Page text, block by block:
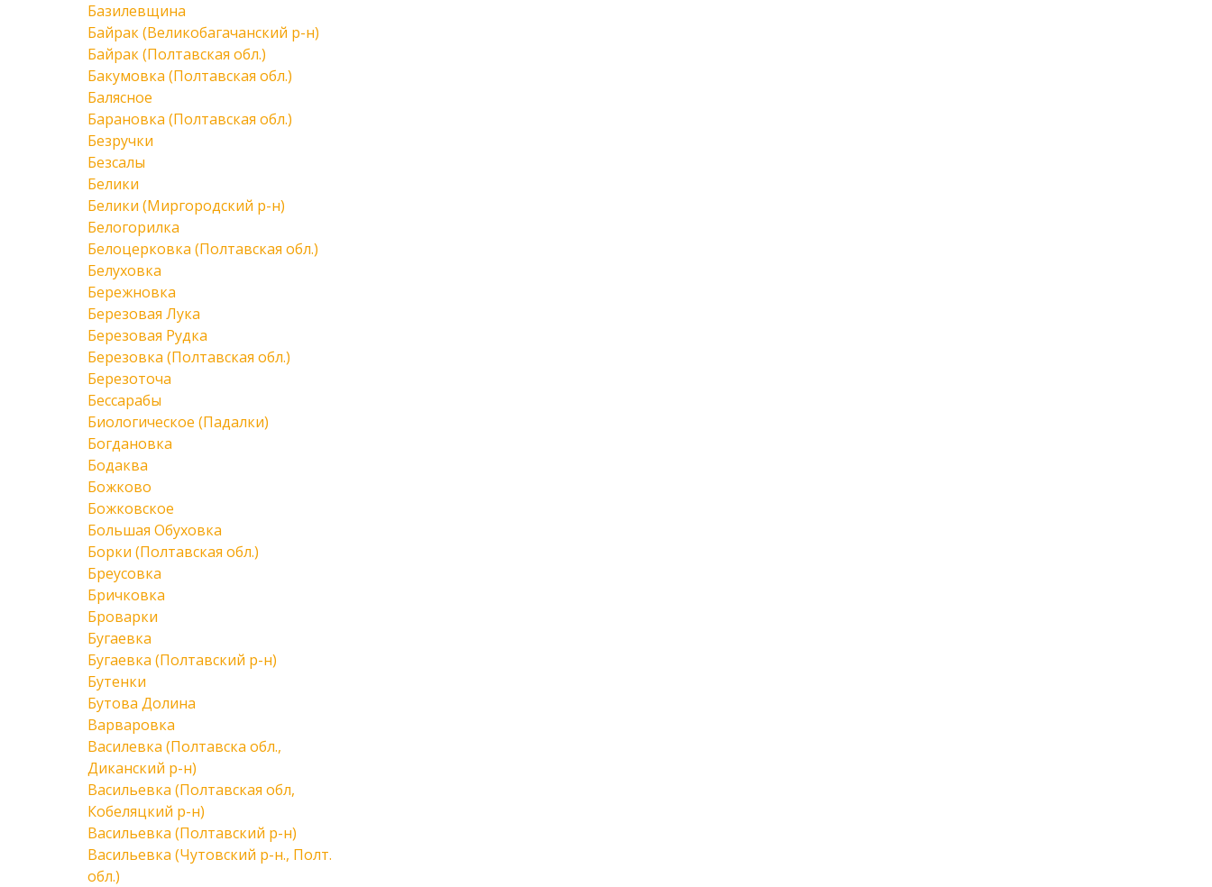
Базилевщина
Байрак (Великобагачанский р-н)
Байрак (Полтавская обл.)
Бакумовка (Полтавская обл.)
Балясное
Барановка (Полтавская обл.)
Безручки
Безсалы
Белики
Белики (Миргородский р-н)
Белогорилка
Белоцерковка (Полтавская обл.)
Белуховка
Бережновка
Березовая Лука
Березовая Рудка
Березовка (Полтавская обл.)
Березоточа
Бессарабы
Биологическое (Падалки)
Богдановка
Бодаква
Божково
Божковское
Большая Обуховка
Борки (Полтавская обл.)
Бреусовка
Бричковка
Броварки
Бугаевка
Бугаевка (Полтавский р-н)
Бутенки
Бутова Долина
Варваровка
Василевка (Полтавска обл.,
Диканский р-н)
Васильевка (Полтавская обл,
Кобеляцкий р-н)
Васильевка (Полтавский р-н)
Васильевка (Чутовский р-н., Полт.
обл.)